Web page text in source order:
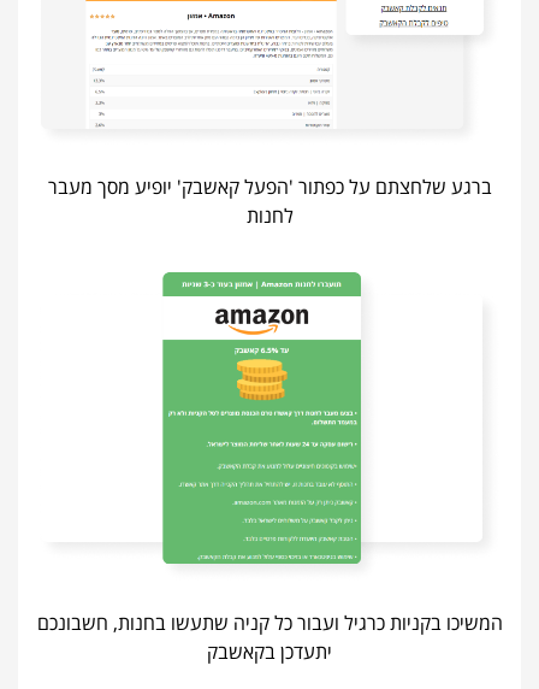
ברגע שלחצתם על כפתור 'הפעל קאשבק' יופיע מסך מעבר
לחנות
המשיכו בקניות כרגיל ועבור כל קניה שתעשו בחנות, חשבונכם
יתעדכן בקאשבק